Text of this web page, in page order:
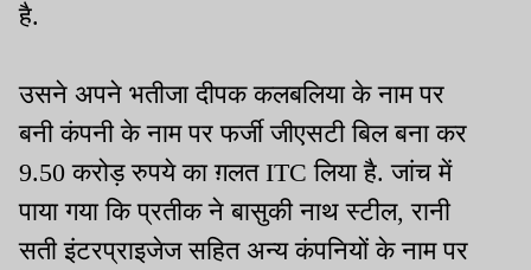
है.
उसने अपने भतीजा दीपक कलबलिया के नाम पर
बनी कंपनी के नाम पर फर्जी जीएसटी बिल बना कर
9.50 करोड़ रुपये का ग़लत ITC लिया है. जांच में
पाया गया कि प्रतीक ने बासुकी नाथ स्टील, रानी
सती इंटरप्राइजेज सहित अन्य कंपनियों के नाम पर